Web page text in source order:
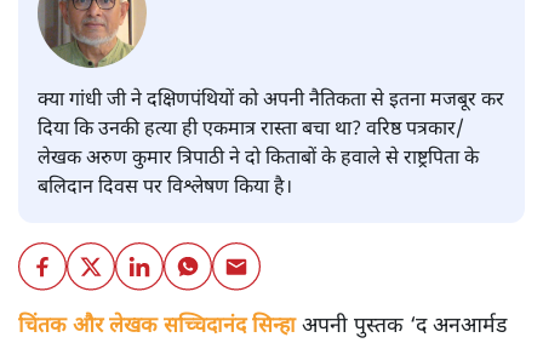
क्या गांधी जी ने दक्षिणपंथियों को अपनी नैतिकता से इतना मजबूर कर
दिया कि उनकी हत्या ही एकमात्र रास्ता बचा था? वरिष्ठ पत्रकार/
लेखक अरुण कुमार त्रिपाठी ने दो किताबों के हवाले से राष्ट्रपिता के
बलिदान दिवस पर विश्लेषण किया है।
चिंतक और लेखक सच्चिदानंद सिन्हाअपनी पुस्तक ‘द अनआर्मड